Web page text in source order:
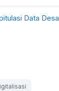
Data Desa